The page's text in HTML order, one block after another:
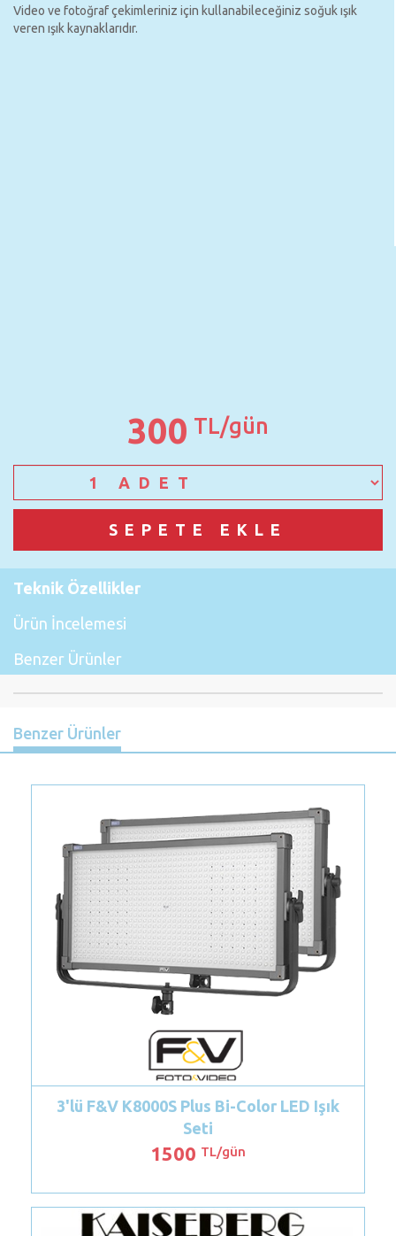
Video ve fotoğraf çekimleriniz için kullanabileceğiniz soğuk ışık
veren ışık kaynaklarıdır.
300 TL/gün
Teknik Özellikler
Ürün İncelemesi
Benzer Ürünler
Benzer Ürünler
Plus Bi-Color LED Işık
Godox VL300/